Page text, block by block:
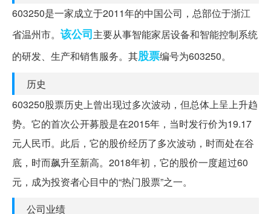
603250是一家成立于2011年的中国公司，总部位于浙江
省温州市。 该公司主要从事智能家居设备和智能控制系统
的研发、生产和销售服务。其股票编号为603250。
历史
603250股票历史上曾出现过多次波动，但总体上呈上升趋
势。它的首次公开募股是在2015年，当时发行价为19.17
元人民币。此后，它的股价经历了多次波动，时而处在谷
底，时而飙升至新高。2018年初，它的股价一度超过60
元，成为投资者心目中的“热门股票”之一。
公司业绩